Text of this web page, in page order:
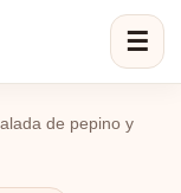
☰
de pepino y